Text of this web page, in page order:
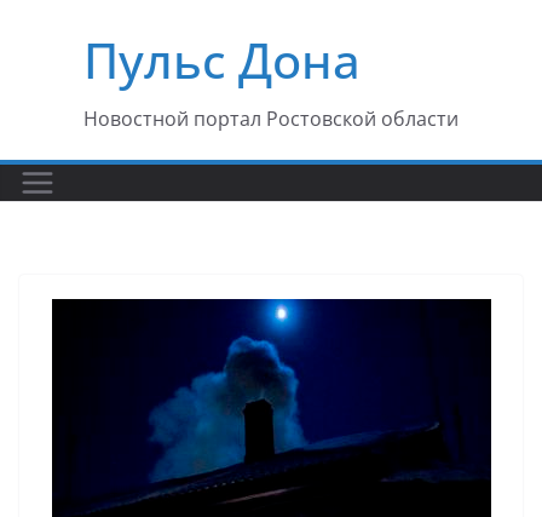
содержимомуПульс Дона
Новостной портал Ростовской области